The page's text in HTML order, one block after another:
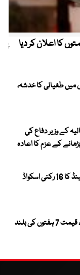
کا اعلان کر دیا
میں طغیانی کا خدشہ،
کے وزیر دفاع کی
کے عزم کا اعادہ
پاکستان کیخلاف ٹیسٹ سیریز ، انگلینڈ کا 16 رکنی اسکواڈ
عالمی مارکیٹ میں سونا مزید مہنگا ، قیمت 7 ہفتوں کی بلند